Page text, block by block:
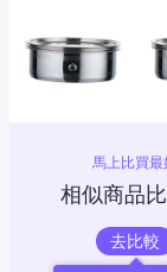
馬上比買最
相似商品
去比較